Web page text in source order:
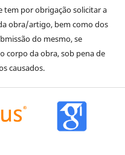
tem por obrigação solicitar a
obra/artigo, bem como dos
do mesmo, se
corpo da obra, sob pena de
causados.